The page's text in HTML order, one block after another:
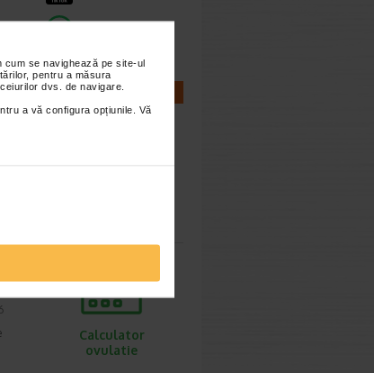
se navighează pe site-ul
pentru a măsura
dvs. de navigare.
a vă configura opțiunile. Vă
CALCULATOARE
Calculator
ovulatie